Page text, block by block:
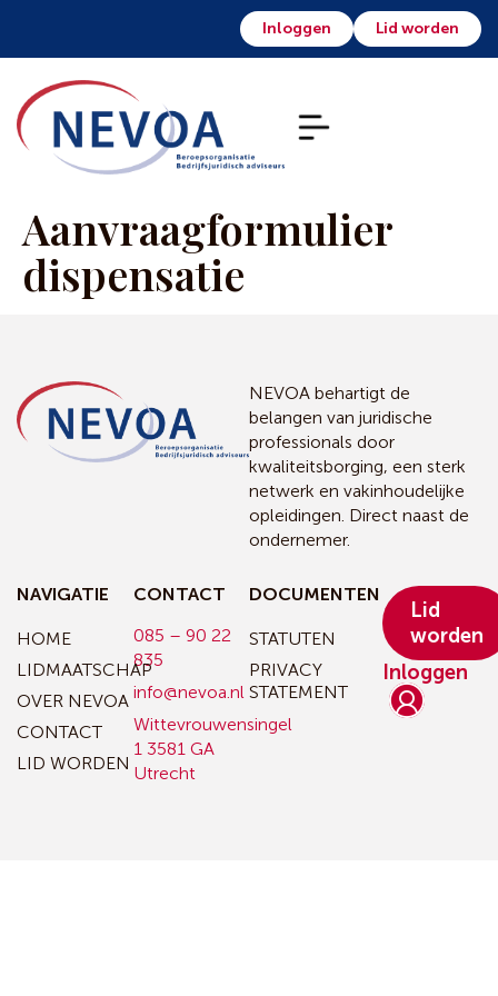
Inloggen Lid worden
Aanvraagformulier
dispensatie
NEVOA behartigt de
belangen van juridische
professionals door
kwaliteitsborging, een sterk
netwerk en vakinhoudelijke
opleidingen. Direct naast de
ondernemer.
NAVIGATIE
HOME
LIDMAATSCHAP
OVER NEVOA
CONTACT
LID WORDEN
CONTACT
085 – 90 22
835
info@nevoa.nl
Wittevrouwensingel
1 3581 GA
Utrecht
DOCUMENTEN
STATUTEN
PRIVACY
STATEMENT
Inloggen
Lid
worden